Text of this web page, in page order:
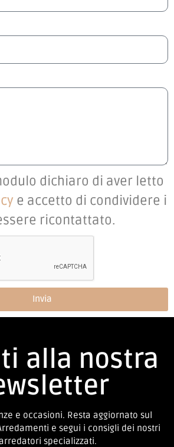
dichiaro di aver letto
e accetto di condividere i
ricontattato.
Invia
alla nostra
e occasioni. Resta aggiornato sul
e segui i consigli dei nostri
specializzati.